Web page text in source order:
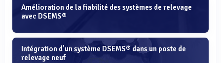
Amélioration de la fiabilité des systèmes de relevage
avec DSEMS®
Intégration d'un système DSEMS® dans un poste de
relevage neuf